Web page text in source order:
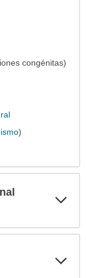
congénitas)
)